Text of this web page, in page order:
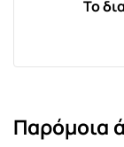
Το
Παρόμοια